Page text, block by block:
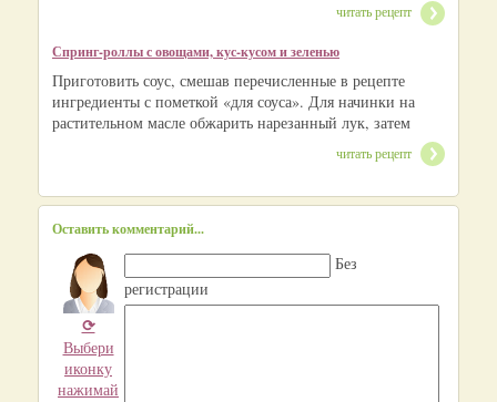
читать рецепт
Спринг-роллы с овощами, кус-кусом и зеленью
Приготовить соус, смешав перечисленные в рецепте
ингредиенты с пометкой «для соуса». Для начинки на
растительном масле обжарить нарезанный лук, затем
читать рецепт
Оставить комментарий...
⟳
Выбери
иконку
нажимай
Без
регистрации